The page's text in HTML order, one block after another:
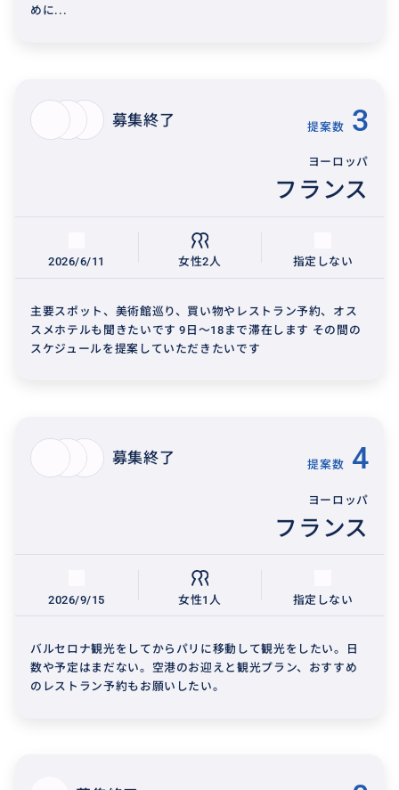
めに...
募集終了 提案数 3
ヨーロッパ
フランス
2026/6/11 女性2人 指定しない
主要スポット、美術館巡り、買い物やレストラン予約、オス
スメホテルも聞きたいです 9日〜18まで滞在します その間の
スケジュールを提案していただきたいです
募集終了 提案数 4
ヨーロッパ
フランス
2026/9/15 女性1人 指定しない
バルセロナ観光をしてからパリに移動して観光をしたい。日
数や予定はまだない。空港のお迎えと観光プラン、おすすめ
のレストラン予約もお願いしたい。